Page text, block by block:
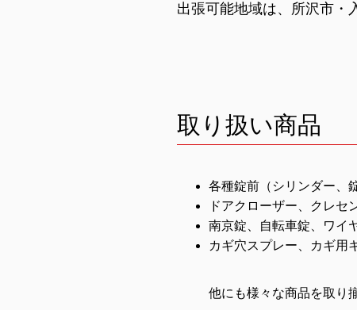
出張可能地域は、所沢市・
取り扱い商品
各種錠前（シリンダー、
ドアクローザー、クレセ
南京錠、自転車錠、ワイ
カギ穴スプレー、カギ用
他にも様々な商品を取り